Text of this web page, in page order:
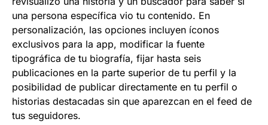
una persona específica vio tu contenido. En
personalización, las opciones incluyen íconos
exclusivos para la app, modificar la fuente
tipográfica de tu biografía, fijar hasta seis
publicaciones en la parte superior de tu perfil y la
posibilidad de publicar directamente en tu perfil o
historias destacadas sin que aparezcan en el feed de
tus seguidores.